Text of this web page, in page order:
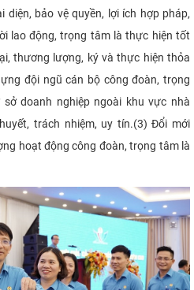
diện, bảo vệ quyền, lợi ích hợp pháp,
lao động, trọng tâm là thực hiện tốt
thương lượng, ký và thực hiện thỏa
đội ngũ cán bộ công đoàn, trọng
doanh nghiệp ngoài khu vực nhà
trách nhiệm, uy tín.(3) Đổi mới
hoạt động công đoàn, trọng tâm là